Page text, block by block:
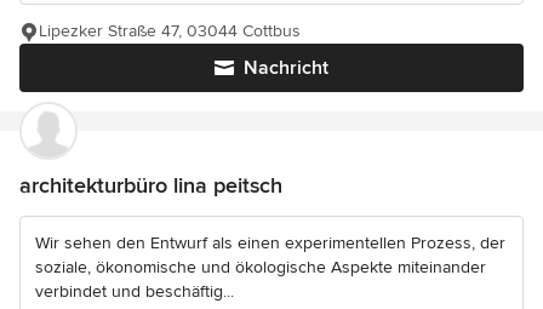
Nachricht
Lipezker Straße 47, 03044 Cottbus
architekturbüro lina peitsch
Wir sehen den Entwurf als einen experimentellen Prozess, der
soziale, ökonomische und ökologische Aspekte miteinander
verbindet und beschäftig...